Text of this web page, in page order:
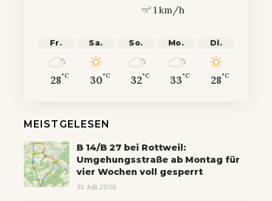
1 km/h
Fr.
28°C
Sa.
30°C
So.
32°C
Mo.
33°C
Di.
28°C
MEISTGELESEN
B 14/B 27 bei Rottweil:
Umgehungsstraße ab Montag für
vier Wochen voll gesperrt
31. Juli 2026